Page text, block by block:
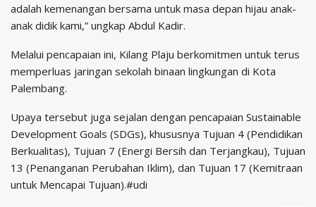
adalah kemenangan bersama untuk masa depan hijau anak-
anak didik kami,” ungkap Abdul Kadir.
Melalui pencapaian ini, Kilang Plaju berkomitmen untuk terus
memperluas jaringan sekolah binaan lingkungan di Kota
Palembang.
Upaya tersebut juga sejalan dengan pencapaian Sustainable
Development Goals (SDGs), khususnya Tujuan 4 (Pendidikan
Berkualitas), Tujuan 7 (Energi Bersih dan Terjangkau), Tujuan
13 (Penanganan Perubahan Iklim), dan Tujuan 17 (Kemitraan
untuk Mencapai Tujuan).#udi